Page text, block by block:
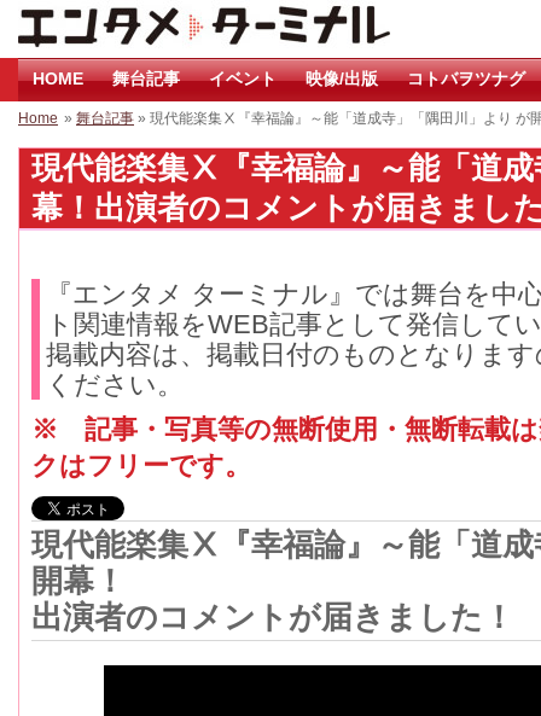
HOME 舞台記事 イベント 映像/出版 コトバヲツナグ
Home » 舞台記事 » 現代能楽集Ⅹ『幸福論』～能「道成寺」「隅田川」より が
現代能楽集Ⅹ『幸福論』～能「道
幕！出演者のコメントが届きまし
『エンタメ ターミナル』では舞台を中
ト関連情報をWEB記事として発信して
掲載内容は、掲載日付のものとなりま
ください。
※ 記事・写真等の無断使用・無断転載
クはフリーです。
現代能楽集Ⅹ『幸福論』～能「道
開幕！
出演者のコメントが届きました！